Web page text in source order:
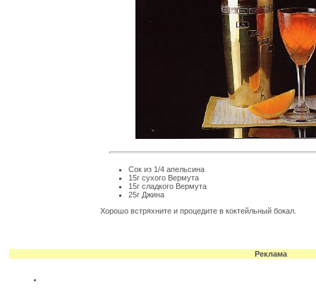
Сок из 1/4 апельсина
15г сухого Веpмута
15г сладкого Веpмута
25г Джина
Хоpошо встpяхните и пpоцедите в коктейльный бокал.
Реклама